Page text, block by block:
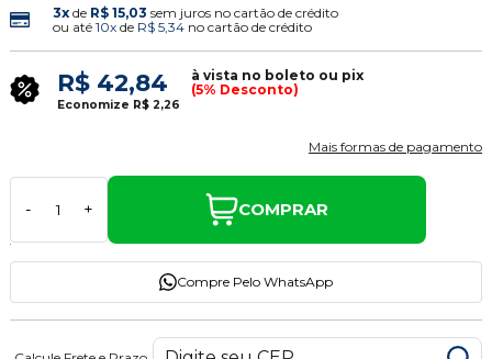
3xde R$ 15,03 sem juros no cartão de crédito
ou até 10xde R$ 5,34no cartão de crédito
R$ 42,84
à vista no boleto ou pix
(5% Desconto)
Economize R$ 2,26
Mais formas de pagamento
- + COMPRAR
Compre Pelo WhatsApp